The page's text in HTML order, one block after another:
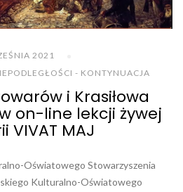
2021
- KONTYNUACJA
i Krasiłowa
on-line lekcji żywej
VIVAT MAJ
Oświatowego Stowarzyszenia
Kulturalno-Oświatowego